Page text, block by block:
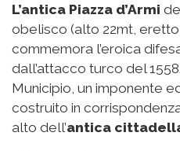
L’antica Piazza d’Armi
obelisco (alto 22mt, eretto
commemora l’eroica
dall’attacco turco del
Municipio, un imponente
costruito in
alto dell’antica